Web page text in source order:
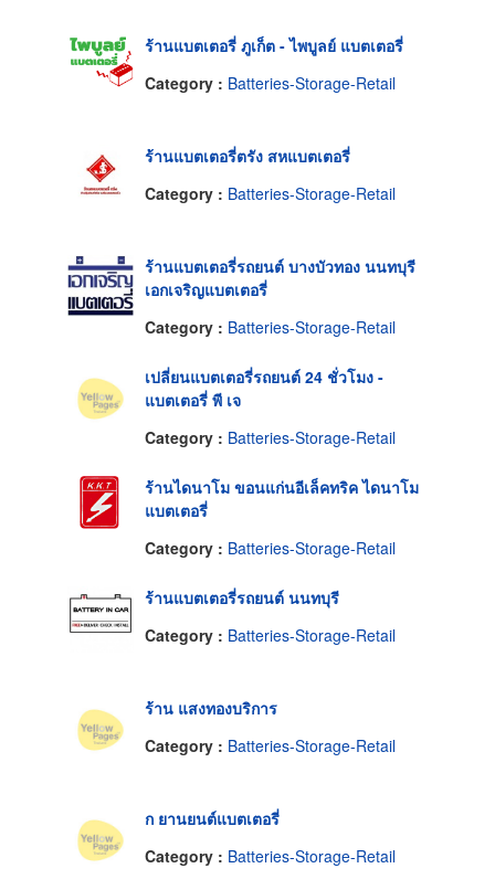
ร้านแบตเตอรี่ ภูเก็ต - ไพบูลย์ แบตเตอรี่
Category : Batteries-Storage-Retail
ร้านแบตเตอรี่ตรัง สหแบตเตอรี่
Category : Batteries-Storage-Retail
ร้านแบตเตอรี่รถยนต์ บางบัวทอง นนทบุรี
เอกเจริญแบตเตอรี่
Category : Batteries-Storage-Retail
เปลี่ยนแบตเตอรี่รถยนต์ 24 ชั่วโมง -
แบตเตอรี่ พี เจ
Category : Batteries-Storage-Retail
ร้านไดนาโม ขอนแก่นอีเล็คทริค ไดนาโม
แบตเตอรี่
Category : Batteries-Storage-Retail
ร้านแบตเตอรี่รถยนต์ นนทบุรี
Category : Batteries-Storage-Retail
ร้าน แสงทองบริการ
Category : Batteries-Storage-Retail
ก ยานยนต์แบตเตอรี่
Category : Batteries-Storage-Retail